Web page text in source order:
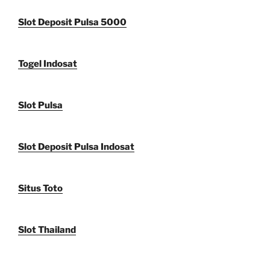
Slot Deposit Pulsa 5000
Togel Indosat
Slot Pulsa
Slot Deposit Pulsa Indosat
Situs Toto
Slot Thailand